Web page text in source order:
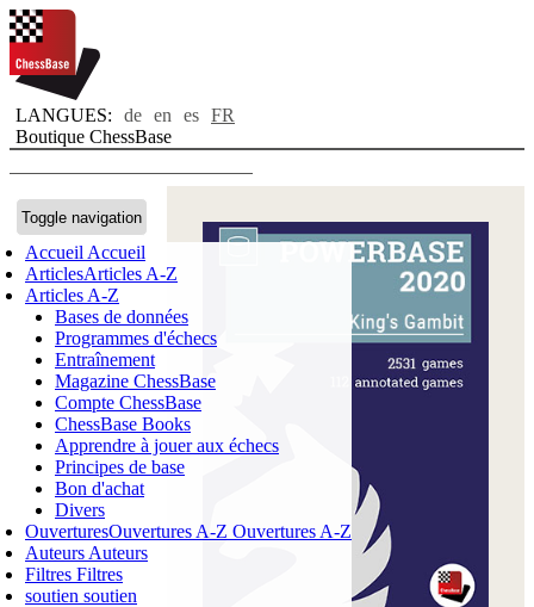
LANGUES: de en es FR
Boutique ChessBase
Toggle navigation
Accueil Accueil
ArticlesArticles A-Z
Articles A-Z
Bases de données
Programmes d'échecs
Entraînement
Magazine ChessBase
Compte ChessBase
ChessBase Books
Apprendre à jouer aux échecs
Principes de base
Bon d'achat
Divers
OuverturesOuvertures A-Z Ouvertures A-Z
Auteurs Auteurs
Filtres Filtres
soutien soutien